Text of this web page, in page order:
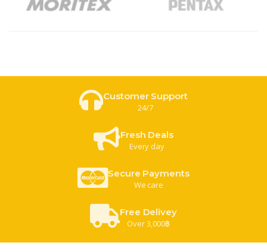
Customer Support
24/7
Fresh Deals
Every day
Secure Payments
We care
Free Delivey
Over 3,000฿